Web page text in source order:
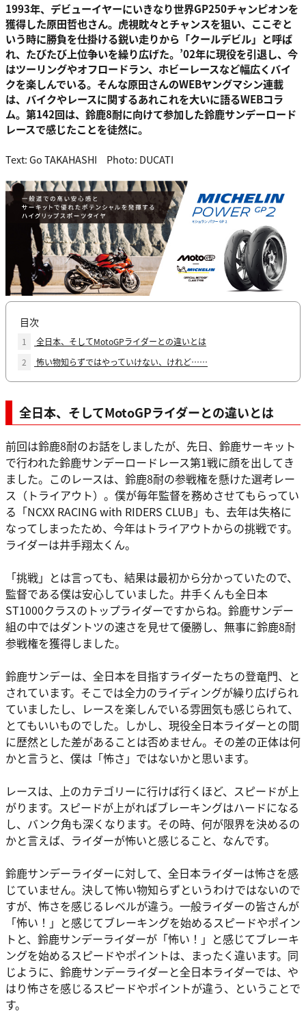
1993年、デビューイヤーにいきなり世界GP250チャンピオンを
獲得した原田哲也さん。虎視眈々とチャンスを狙い、ここぞと
いう時に勝負を仕掛ける鋭い走りから「クールデビル」と呼ば
れ、たびたび上位争いを繰り広げた。’02年に現役を引退し、今
はツーリングやオフロードラン、ホビーレースなど幅広くバイ
クを楽しんでいる。そんな原田さんのWEBヤングマシン連載
は、バイクやレースに関するあれこれを大いに語るWEBコラ
ム。第142回は、鈴鹿8耐に向けて参加した鈴鹿サンデーロード
レースで感じたことを徒然に。
Text: Go TAKAHASHI Photo: DUCATI
目次
1
全日本、そしてMotoGPライダーとの違いとは
2
怖い物知らずではやっていけない、けれど……
全日本、そしてMotoGPライダーとの違いとは
前回は鈴鹿8耐のお話をしましたが、先日、鈴鹿サーキット
で行われた鈴鹿サンデーロードレース第1戦に顔を出してき
ました。このレースは、鈴鹿8耐の参戦権を懸けた選考レー
ス（トライアウト）。僕が毎年監督を務めさせてもらってい
る「NCXX RACING with RIDERS CLUB」も、去年は失格に
なってしまったため、今年はトライアウトからの挑戦です。
ライダーは井手翔太くん。
「挑戦」とは言っても、結果は最初から分かっていたので、
監督である僕は安心していました。井手くんも全日本
ST1000クラスのトップライダーですからね。鈴鹿サンデー
組の中ではダントツの速さを見せて優勝し、無事に鈴鹿8耐
参戦権を獲得しました。
鈴鹿サンデーは、全日本を目指すライダーたちの登竜門、と
されています。そこでは全力のライディングが繰り広げられ
ていましたし、レースを楽しんでいる雰囲気も感じられて、
とてもいいものでした。しかし、現役全日本ライダーとの間
に歴然とした差があることは否めません。その差の正体は何
かと言うと、僕は「怖さ」ではないかと思います。
レースは、上のカテゴリーに行けば行くほど、スピードが上
がります。スピードが上がればブレーキングはハードになる
し、バンク角も深くなります。その時、何が限界を決めるの
かと言えば、ライダーが怖いと感じること、なんです。
鈴鹿サンデーライダーに対して、全日本ライダーは怖さを感
じていません。決して怖い物知らずというわけではないので
すが、怖さを感じるレベルが違う。一般ライダーの皆さんが
「怖い！」と感じてブレーキングを始めるスピードやポイン
トと、鈴鹿サンデーライダーが「怖い！」と感じてブレーキ
ングを始めるスピードやポイントは、まったく違います。同
じように、鈴鹿サンデーライダーと全日本ライダーでは、や
はり怖さを感じるスピードやポイントが違う、ということで
す。